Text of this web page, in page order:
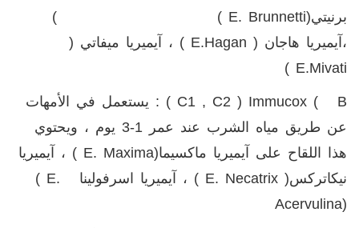
برنيتي( E. Brunnetti)
)
،آيميريا هاجان ( E.hagan ) ، آيميريا ميفاتي (
E.mivati
)
B
Immucox (
(
C1 , C2 ) : يستعمل في الأمهات
عن طريق مياه الشرب عند عمر 1-3 يوم ، ويحتوي
هذا اللقاح على آيميريا ماكسيما( E. Maxima) ، آيميريا
نيكاتركس( ( E. Necatrix ، آيميريا اسرفولينا ( E.
Acervulina)